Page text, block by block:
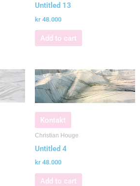
Untitled 13
kr 48.000
Add to cart
Kontakt
Christian Houge
Untitled 4
kr 48.000
Add to cart